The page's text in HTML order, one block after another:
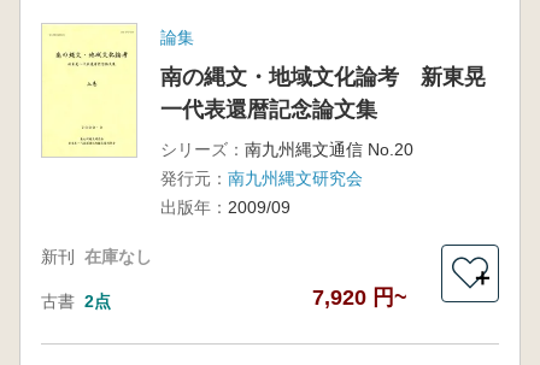
論集
南の縄文・地域文化論考 新東晃
一代表還暦記念論文集
シリーズ： 南九州縄文通信 No.20
発行元： 南九州縄文研究会
出版年： 2009/09
新刊 在庫なし
古書 2点 7,920 円~
＋